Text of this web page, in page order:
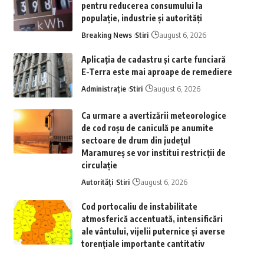
pentru reducerea consumului la
populație, industrie și autorități
Breaking News Stiri august 6, 2026
Aplicaţia de cadastru şi carte funciară
E-Terra este mai aproape de remediere
Administrație Stiri august 6, 2026
Ca urmare a avertizării meteorologice
de cod roșu de caniculă pe anumite
sectoare de drum din județul
Maramureș se vor institui restricții de
circulație
Autorități Stiri august 6, 2026
Cod portocaliu de instabilitate
atmosferică accentuată, intensificări
ale vântului, vijelii puternice și averse
torențiale importante cantitativ